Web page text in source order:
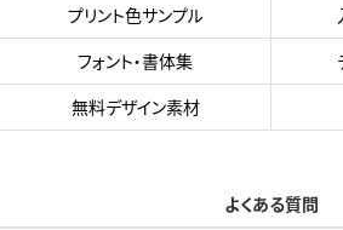
プリント色サンプル
フォント・書体集
無料デザイン素材
よくある質問